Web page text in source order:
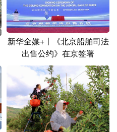
新华全媒+丨《北京船舶司法
出售公约》在京签署